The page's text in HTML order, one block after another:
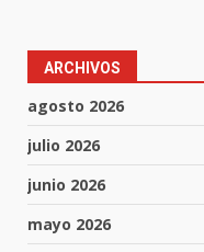
ARCHIVOS
agosto 2026
julio 2026
junio 2026
mayo 2026